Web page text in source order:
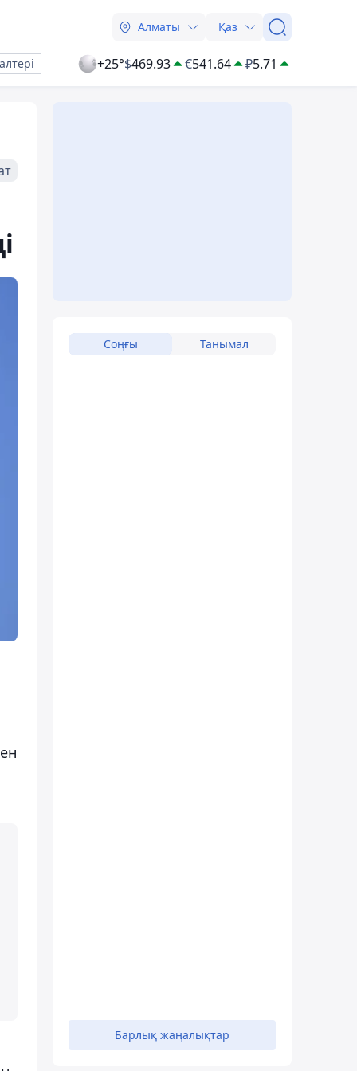
Алматы Қаз
+25°$469.93 €541.64 ₽5.71
Соңғы Танымал
Барлық жаңалықтар